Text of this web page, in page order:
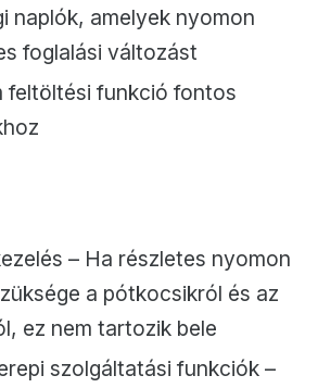
naplók, amelyek nyomon
foglalási változást
feltöltési funkció fontos
– Ha részletes nyomon
a pótkocsikról és az
ez nem tartozik bele
szolgáltatási funkciók –